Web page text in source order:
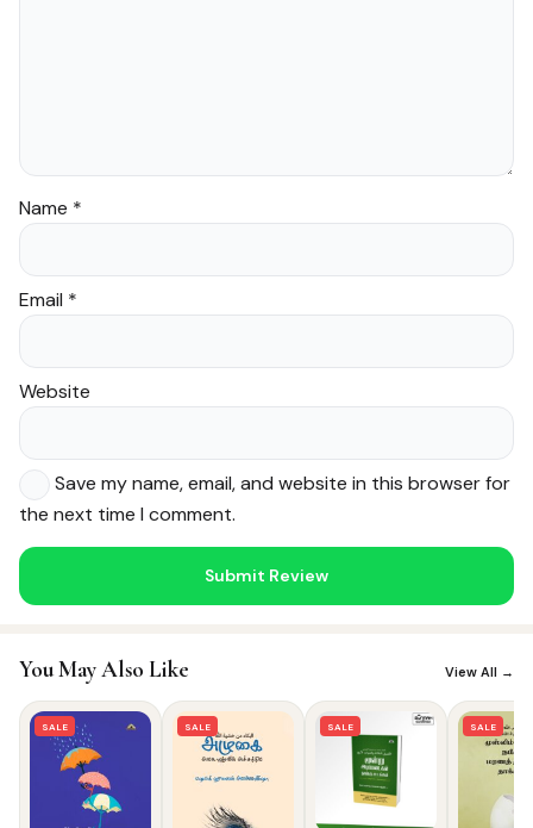
Name *
Email *
Website
Save my name, email, and website in this browser for
the next time I comment.
You May Also Like View All →
SALE SALE SALE SALE